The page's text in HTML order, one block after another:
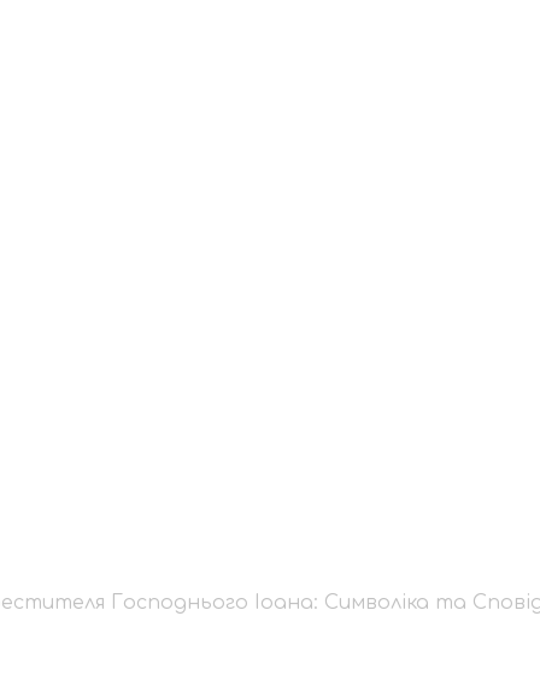
Віри
Господнього Іоана: Символіка та